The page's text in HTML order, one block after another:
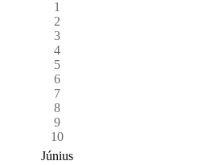
1
2
3
4
5
6
7
8
9
10
Június